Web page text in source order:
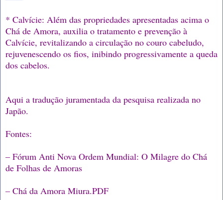
* Calvície: Além das propriedades apresentadas acima o
Chá de Amora, auxilia o tratamento e prevenção à
Calvície, revitalizando a circulação no couro cabeludo,
rejuvenescendo os fios, inibindo progressivamente a queda
dos cabelos.
Aqui a tradução juramentada da pesquisa realizada no
Japão.
Fontes:
– Fórum Anti Nova Ordem Mundial: O Milagre do Chá
de Folhas de Amoras
– Chá da Amora Miura.PDF